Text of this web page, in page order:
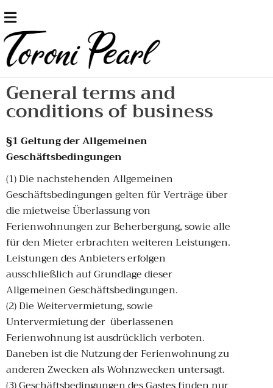
General terms and
conditions of business
§1 Geltung der Allgemeinen
Geschäftsbedingungen
(1) Die nachstehenden Allgemeinen
Geschäftsbedingungen gelten für Verträge über
die mietweise Überlassung von
Ferienwohnungen zur Beherbergung, sowie alle
für den Mieter erbrachten weiteren Leistungen.
Leistungen des Anbieters erfolgen
ausschließlich auf Grundlage dieser
Allgemeinen Geschäftsbedingungen.
(2) Die Weitervermietung, sowie
Untervermietung der überlassenen
Ferienwohnung ist ausdrücklich verboten.
Daneben ist die Nutzung der Ferienwohnung zu
anderen Zwecken als Wohnzwecken untersagt.